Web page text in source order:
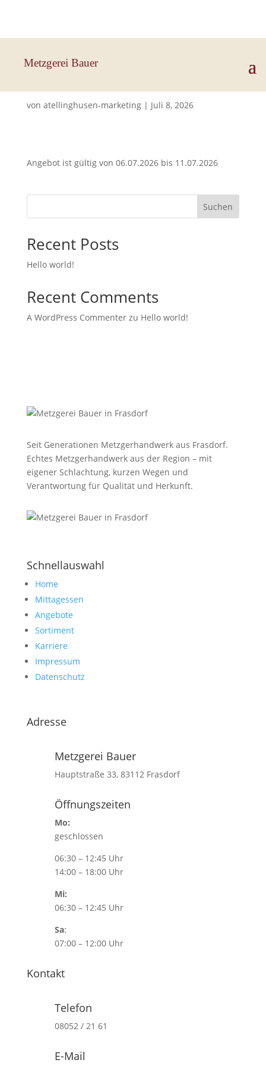
Metzgerei Bauer
von atellinghusen-marketing| Juli 8, 2026
Angebot ist gültig von 06.07.2026 bis 11.07.2026
Suchen
Recent Posts
Hello world!
Recent Comments
A WordPress Commenterzu Hello world!
Seit Generationen Metzgerhandwerk aus Frasdorf.
Echtes Metzgerhandwerk aus der Region – mit
eigener Schlachtung, kurzen Wegen und
Verantwortung für Qualität und Herkunft.
Schnellauswahl
Home
Mittagessen
Angebote
Sortiment
Karriere
Impressum
Datenschutz
Adresse
Metzgerei Bauer
Hauptstraße 33, 83112 Frasdorf
Öffnungszeiten
Mo:
geschlossen
06:30 – 12:45 Uhr
14:00 – 18:00 Uhr
Mi:
06:30 – 12:45 Uhr
Sa:
07:00 – 12:00 Uhr
Kontakt
Telefon
08052 / 21 61
E-Mail